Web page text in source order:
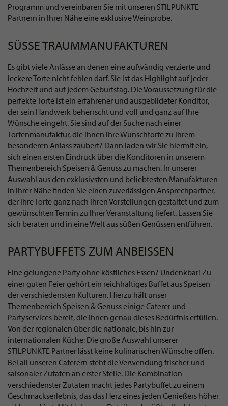
Programm und vereinbaren Sie mit unseren STILPUNKTE
Partnern in Ihrer Nähe eine exklusive Weinprobe.
SÜSSE TRAUMMANUFAKTUREN
Es gibt viele Anlässe an denen eine aufwändig verzierte und
leckere Torte nicht fehlen darf. Sie ist das Highlight auf jeder
Hochzeit und auf jedem Geburtstag. Die Voraussetzung für die
perfekte Torte ist ein erfahrener und ausgebildeter Konditor,
der sein Handwerk beherrscht und voll und ganz auf Ihre
Wünsche eingeht. Sie sind auf der Suche nach einer
Tortenmanufaktur, die Ihnen Ihre Wunschtorte zu Ihrem
besonderen Anlass zaubert? Dann laden wir Sie hiermit ein,
sich einen ersten Eindruck über die Konditoren in unserem
Themenbereich Speisen & Genuss zu machen. In unserer
Auswahl aus den exklusivsten und beliebtesten Manufakturen
in Ihrer Nähe finden Sie einen zuverlässigen Ansprechpartner,
der Ihre Torte ganz nach Ihren Vorstellungen gestaltet und zum
gewünschten Termin zu Ihrer Veranstaltung liefert. Lassen Sie
sich beraten und in eine Welt aus süßen Genüssen entführen.
PARTYBUFFETS ZUM ANBEISSEN
Eine gelungene Party ohne köstliches Essen? Undenkbar! Zu
einer guten Feier gehört ein reichhaltiges Buffet aus Speisen
der verschiedensten Kulturen. Hierzu hält unser
Themenbereich Speisen & Genuss einige Caterer und
Partyservices bereit, die Ihnen genau dieses Bedürfnis erfüllen.
Von der regionalen über die nationale, bis hin zur
internationalen Küche: Die große Auswahl unserer
STILPUNKTE Partner lässt keine kulinarischen Wünsche offen.
Bei all unseren Caterern steht die Verwendung frischer und
saisonaler Zutaten an erster Stelle. Die Kombination
verschiedenster Zutaten macht jedes Partybuffet zu einem
Geschmackserlebnis, das das Herz eines jeden Genießers höher